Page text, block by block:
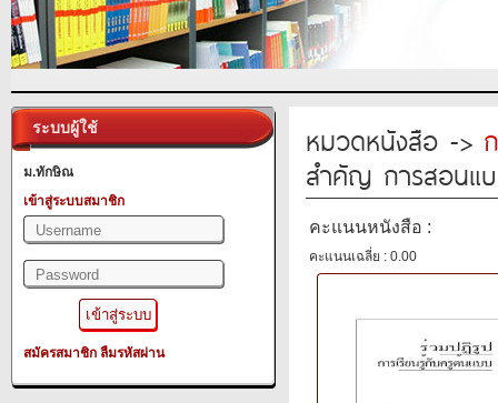
ระบบผู้ใช้
ม.ทักษิณ
เข้าสู่ระบบสมาชิก
สมัครสมาชิก ลืมรหัสผ่าน
หมวดหนังสือ ->
สำคัญ การสอนแ
คะแนนหนังสือ :
คะแนนเฉลี่ย : 0.00